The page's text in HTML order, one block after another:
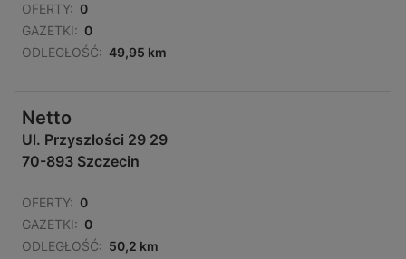
OFERTY: 0
GAZETKI: 0
ODLEGŁOŚĆ: 49,95 km
Netto
Ul. Przyszłości 29 29
70-893 Szczecin
OFERTY: 0
GAZETKI: 0
ODLEGŁOŚĆ: 50,2 km